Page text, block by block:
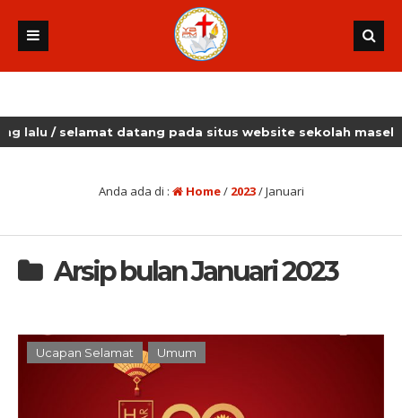
datang pada situs website sekolah masehi kudus
Anda ada di : Home/ 2023/Januari
Arsip bulan Januari 2023
Ucapan Selamat Umum